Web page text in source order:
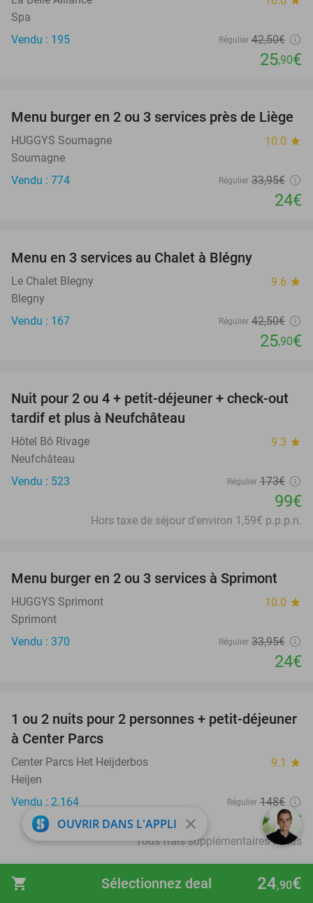
shopping_cart 24,90€
Sélectionnez deal
Spa
Vendu : 195
Régulier 42,50€
25,90€
29%
Menu burger en 2 ou 3 services près de Liège
HUGGYS Soumagne 10.0 star
Soumagne
Vendu : 774
Régulier 33,95€
24€
Menu en 3 services au Chalet à Blégny
Le Chalet Blegny 9.6 star
Blegny
Vendu : 167
Régulier 42,50€
25,90€
43%
Nuit pour 2 ou 4 + petit-déjeuner + check-out
tardif et plus à Neufchâteau
Hôtel Bô Rivage 9.3 star
Neufchâteau
Vendu : 523
Régulier 173€
99€
Hors taxe de séjour d'environ 1,59€ p.p.p.n.
29%
Menu burger en 2 ou 3 services à Sprimont
HUGGYS Sprimont 10.0 star
Sprimont
Vendu : 370
Régulier 33,95€
24€
13%
1 ou 2 nuits pour 2 personnes + petit-déjeuner
à Center Parcs
Center Parcs Het Heijderbos 9.1 star
Heijen
Vendu : 2.164
Régulier 148€
129€
Tous frais supplémentaires inclus
favorite_border
OUVRIR DANS L'APPLI close